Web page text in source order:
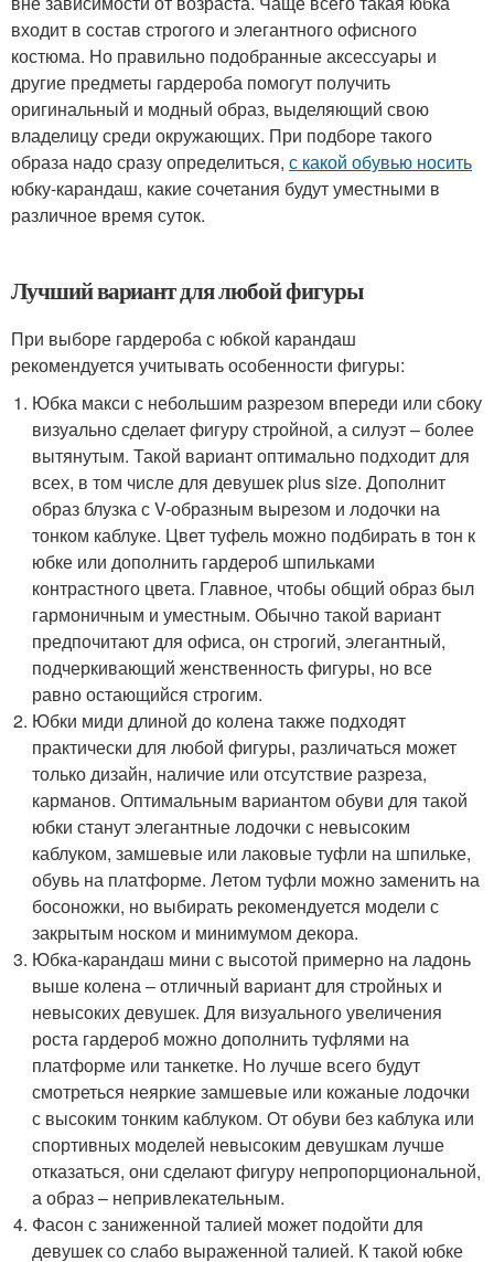
входит в состав строгого и элегантного офисного
костюма. Но правильно подобранные аксессуары и
другие предметы гардероба помогут получить
оригинальный и модный образ, выделяющий свою
владелицу среди окружающих. При подборе такого
образа надо сразу определиться, с какой обувью носить
юбку-карандаш, какие сочетания будут уместными в
различное время суток.
Лучший вариант для любой фигуры
При выборе гардероба с юбкой карандаш
рекомендуется учитывать особенности фигуры:
Юбка макси с небольшим разрезом впереди или сбоку
визуально сделает фигуру стройной, а силуэт – более
вытянутым. Такой вариант оптимально подходит для
всех, в том числе для девушек plus size. Дополнит
образ блузка с V-образным вырезом и лодочки на
тонком каблуке. Цвет туфель можно подбирать в тон к
юбке или дополнить гардероб шпильками
контрастного цвета. Главное, чтобы общий образ был
гармоничным и уместным. Обычно такой вариант
предпочитают для офиса, он строгий, элегантный,
подчеркивающий женственность фигуры, но все
равно остающийся строгим.
Юбки миди длиной до колена также подходят
практически для любой фигуры, различаться может
только дизайн, наличие или отсутствие разреза,
карманов. Оптимальным вариантом обуви для такой
юбки станут элегантные лодочки с невысоким
каблуком, замшевые или лаковые туфли на шпильке,
обувь на платформе. Летом туфли можно заменить на
босоножки, но выбирать рекомендуется модели с
закрытым носком и минимумом декора.
Юбка-карандаш мини с высотой примерно на ладонь
выше колена – отличный вариант для стройных и
невысоких девушек. Для визуального увеличения
роста гардероб можно дополнить туфлями на
платформе или танкетке. Но лучше всего будут
смотреться неяркие замшевые или кожаные лодочки
с высоким тонким каблуком. От обуви без каблука или
спортивных моделей невысоким девушкам лучше
отказаться, они сделают фигуру непропорциональной,
а образ – непривлекательным.
Фасон с заниженной талией может подойти для
девушек со слабо выраженной талией. К такой юбке